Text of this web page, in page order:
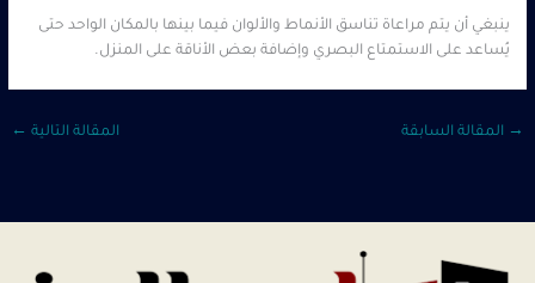
ينبغي أن يتم مراعاة تناسق الأنماط والألوان فيما بينها بالمكان الواحد حتى
يُساعد على الاستمتاع البصري وإضافة بعض الأناقة على المنزل.
→ المقالة السابقة المقالة التالية ←